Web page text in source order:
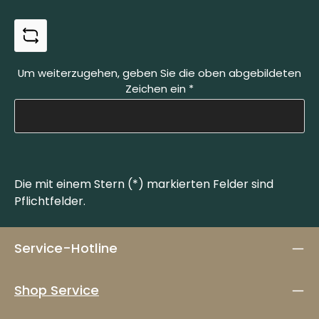
Um weiterzugehen, geben Sie die oben abgebildeten
Zeichen ein *
Die mit einem Stern (*) markierten Felder sind
Pflichtfelder.
Service-Hotline
Shop Service